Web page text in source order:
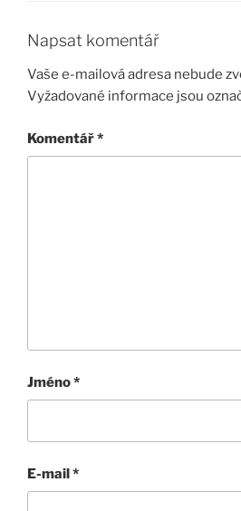
Napsat komentář
Vaše e-mailová adresa nebude
Vyžadované informace jsou
Komentář*
Jméno*
E-mail*